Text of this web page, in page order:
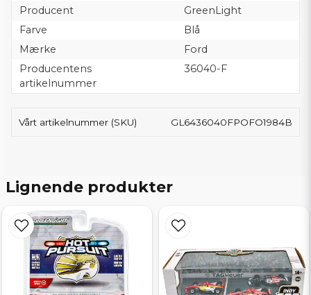
Producent
GreenLight
Farve
Blå
Mærke
Ford
Producentens
artikelnummer
36040-F
Vårt artikelnummer (SKU) GL6436040FPOFO1984B
Lignende produkter